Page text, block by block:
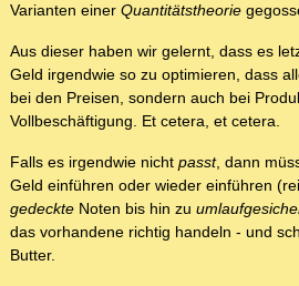
Varianten einer Quantitätstheorie
Aus dieser haben wir gelernt, dass es
Geld irgendwie so zu optimieren, dass
bei den Preisen, sondern auch bei
Vollbeschäftigung. Et cetera, et cetera.
Falls es irgendwie nicht passt, dann
Geld einführen oder wieder einführen
gedeckte Noten bis hin zu
das vorhandene richtig handeln - und
Butter.